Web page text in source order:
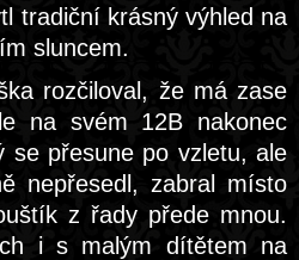
tradiční krásný výhled na
sluncem.
rozčiloval, že má zase
na svém 12B nakonec
se přesune po vzletu, ale
nepřesedl, zabral místo
z řady přede mnou.
i s malým dítětem na